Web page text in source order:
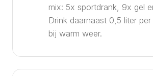
mix: 5x sportdrank, 9x gel
Drink daarnaast 0,5 liter
bij warm weer.